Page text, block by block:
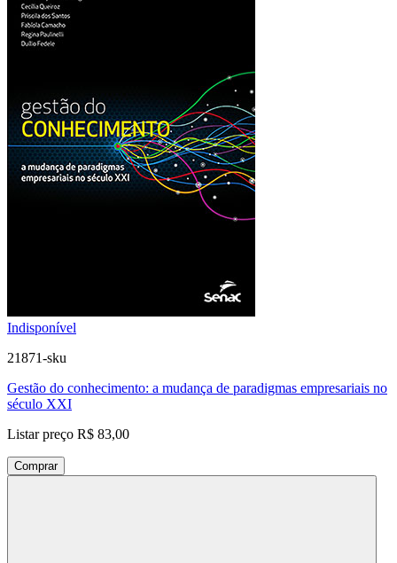
Indisponível
21871-sku
Gestão do conhecimento: a mudança de paradigmas empresariais no
século XXI
Listar preço R$ 83,00
Comprar